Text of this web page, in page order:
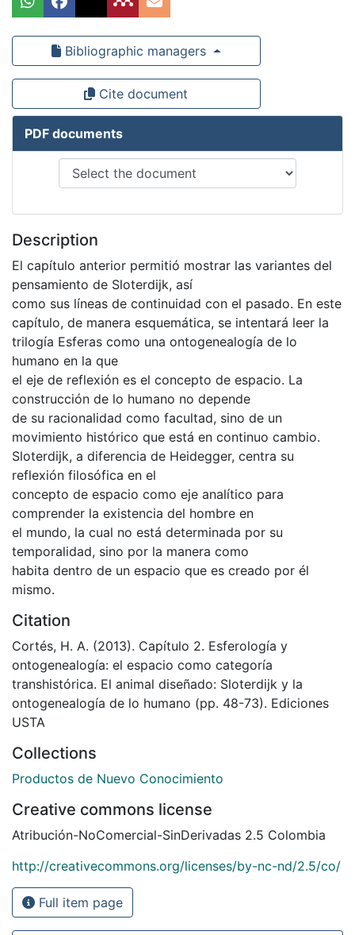
Bibliographic managers
Cite document
PDF documents
Description
El capítulo anterior permitió mostrar las variantes del
pensamiento de Sloterdijk, así
como sus líneas de continuidad con el pasado. En este
capítulo, de manera esquemática, se intentará leer la
trilogía Esferas como una ontogenealogía de lo
humano en la que
el eje de reflexión es el concepto de espacio. La
construcción de lo humano no depende
de su racionalidad como facultad, sino de un
movimiento histórico que está en continuo cambio.
Sloterdijk, a diferencia de Heidegger, centra su
reflexión filosófica en el
concepto de espacio como eje analítico para
comprender la existencia del hombre en
el mundo, la cual no está determinada por su
temporalidad, sino por la manera como
habita dentro de un espacio que es creado por él
mismo.
Citation
Cortés, H. A. (2013). Capítulo 2. Esferología y
ontogenealogía: el espacio como categoría
transhistórica. El animal diseñado: Sloterdijk y la
ontogenealogía de lo humano (pp. 48-73). Ediciones
USTA
Collections
Productos de Nuevo Conocimiento
Creative commons license
Atribución-NoComercial-SinDerivadas 2.5 Colombia
http://creativecommons.org/licenses/by-nc-nd/2.5/co/
Full item page